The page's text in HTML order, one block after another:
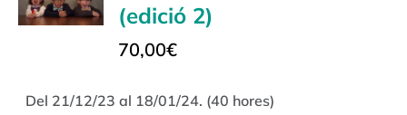
(edició 2)
70,00€
Del 21/12/23 al 18/01/24. (40 hores)